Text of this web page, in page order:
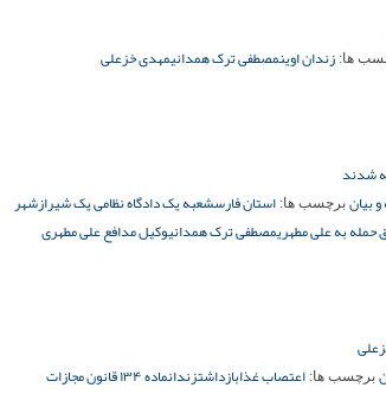
ها: زندان اوینمصطفی ترک همدانیمهدی خزعلی
شدند
بیان برچسب ها: استان فارسشعبه یک دادگاه نظامی یک شیرازشهر
حمله به علی مطهریمصطفی ترک همدانیوکیل مدافع علی مطهری
برچسب ها: اعتصاب غذابازداشتزندان
ماده ۱۳۴ قانون مجازات